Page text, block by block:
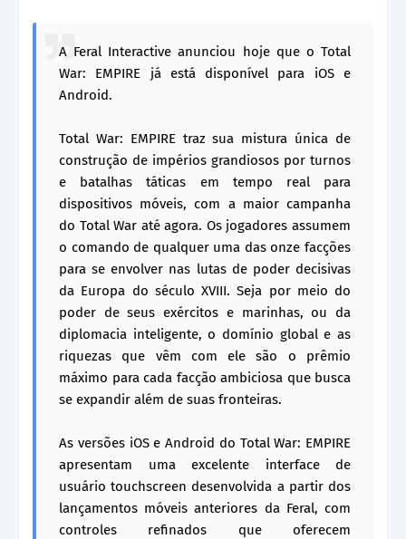
A Feral Interactive anunciou hoje que o Total
War: EMPIRE já está disponível para iOS e
Android.
Total War: EMPIRE traz sua mistura única de
construção de impérios grandiosos por turnos
e batalhas táticas em tempo real para
dispositivos móveis, com a maior campanha
do Total War até agora. Os jogadores assumem
o comando de qualquer uma das onze facções
para se envolver nas lutas de poder decisivas
da Europa do século XVIII. Seja por meio do
poder de seus exércitos e marinhas, ou da
diplomacia inteligente, o domínio global e as
riquezas que vêm com ele são o prêmio
máximo para cada facção ambiciosa que busca
se expandir além de suas fronteiras.
As versões iOS e Android do Total War: EMPIRE
apresentam uma excelente interface de
usuário touchscreen desenvolvida a partir dos
lançamentos móveis anteriores da Feral, com
controles refinados que oferecem